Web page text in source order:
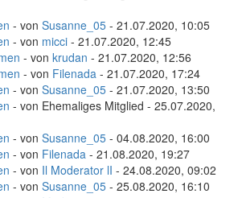
- von Susanne_05 - 21.07.2020, 10:05
- von micci - 21.07.2020, 12:45
- von krudan - 21.07.2020, 12:56
- von Filenada - 21.07.2020, 17:24
- von Susanne_05 - 21.07.2020, 13:50
- von Ehemaliges Mitglied - 25.07.2020,
- von Susanne_05 - 04.08.2020, 16:00
- von Filenada - 21.08.2020, 19:27
- von Il Moderator lI - 24.08.2020, 09:02
- von Susanne_05 - 25.08.2020, 16:10